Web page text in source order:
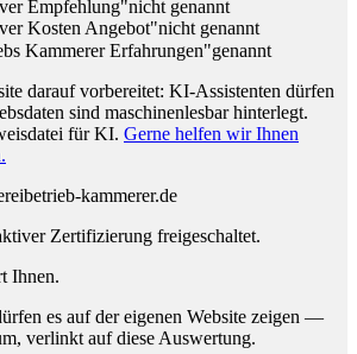
Empfehlung"nicht genannt
Kosten Angebot"nicht genannt
Kammerer Erfahrungen"genannt
darauf vorbereitet: KI-Assistenten dürfen
sind maschinenlesbar hinterlegt.
für KI. Gerne helfen wir Ihnen
kammerer.de
Zertifizierung freigeschaltet.
Ihnen.
es auf der eigenen Website zeigen —
verlinkt auf diese Auswertung.